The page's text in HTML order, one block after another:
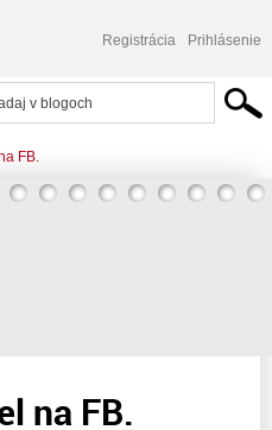
Registrácia Prihlásenie
FB.
na FB.